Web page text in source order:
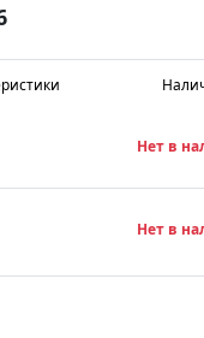
Нет в
Нет в